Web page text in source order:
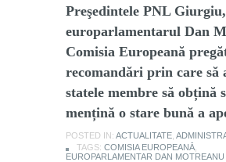
Preşedintele PNL Giurgiu,
europarlamentarul Dan
Comisia Europeană
recomandări prin care să
statele membre să obțină
mențină o stare bună a
POSTED IN: ACTUALITATE
TAGS: COMISIA EUROPEANĂ
EUROPARLAMENTAR DAN MOTREANU